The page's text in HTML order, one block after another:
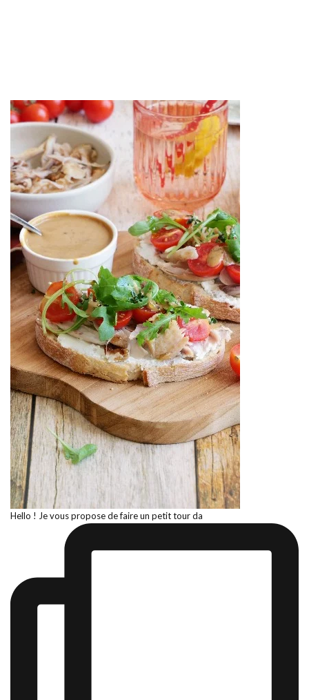
Hello ! Je vous propose de faire un petit tour da